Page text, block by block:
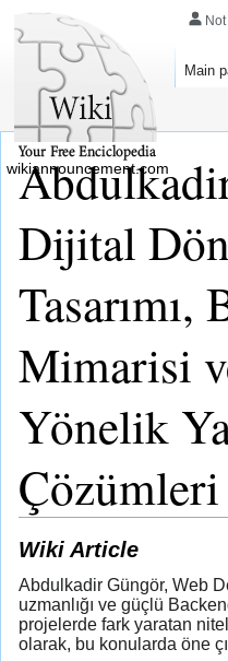
Dijital
Tasarımı,
Mimarisi
Yönelik
Çözümleri
Wiki Article
Abdulkadir Güngör, Web
uzmanlığı ve güçlü
projelerde fark yaratan
olarak, bu konularda öne
Main
wikiannouncement.com